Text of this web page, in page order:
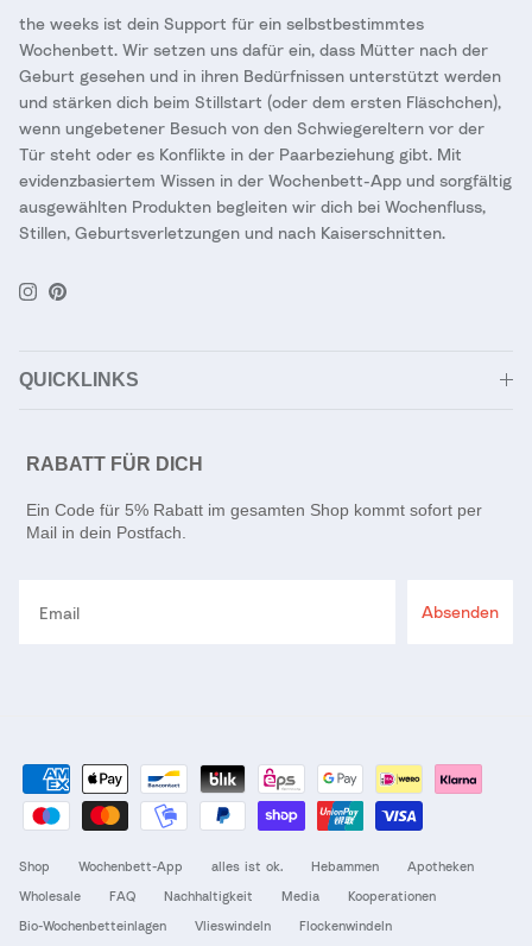
the weeks ist dein Support für ein selbstbestimmtes
Wochenbett. Wir setzen uns dafür ein, dass Mütter nach der
Geburt gesehen und in ihren Bedürfnissen unterstützt werden
und stärken dich beim Stillstart (oder dem ersten Fläschchen),
wenn ungebetener Besuch von den Schwiegereltern vor der
Tür steht oder es Konflikte in der Paarbeziehung gibt. Mit
evidenzbasiertem Wissen in der Wochenbett-App und sorgfältig
ausgewählten Produkten begleiten wir dich bei Wochenfluss,
Stillen, Geburtsverletzungen und nach Kaiserschnitten.
Instagram
Pinterest
QUICKLINKS
RABATT FÜR DICH
Ein Code für 5% Rabatt im gesamten Shop kommt sofort per
Mail in dein Postfach.
Absenden
Shop Wochenbett-App alles ist ok. Hebammen
Apotheken
Wholesale
FAQ Nachhaltigkeit Media
Kooperationen
Bio-Wochenbetteinlagen
Vlieswindeln Flockenwindeln